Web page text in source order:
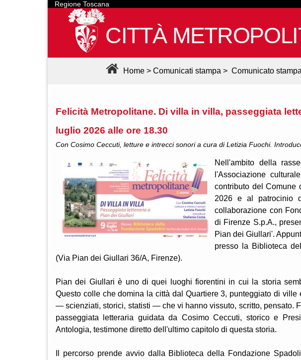
Regione Toscana
CITTÀ
Home > Comunicati stampa > Comunicato stampa
Felicità Metropolitane. Di villa in villa, passeggiata
luglio 2026 alle ore 18.30
Con Cosimo Ceccuti, letture e intrecci sonori a cura di Letizia Fuochi.
Nell'ambito della
l'Associazione
contributo del Comune
2026 e al patrocinio
collaborazione con
di Firenze S.p.A.,
Pian dei Giullari'.
presso la Biblioteca
(Via Pian dei Giullari 36/A, Firenze).
Pian dei Giullari è uno di quei luoghi fiorentini in cui la storia
Questo colle che domina la città dal Quartiere 3, punteggiato di
— scienziati, storici, statisti — che vi hanno vissuto, scritto, pensato.
passeggiata letteraria guidata da Cosimo Ceccuti, storico e
Antologia, testimone diretto dell'ultimo capitolo di questa storia.
Il percorso prende avvio dalla Biblioteca della Fondazione